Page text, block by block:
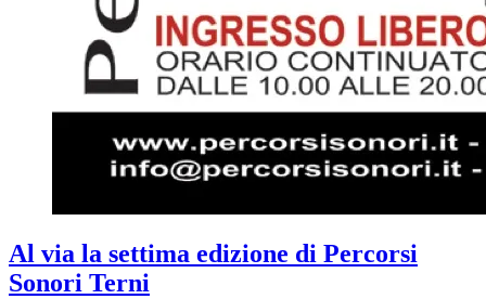
Al via la settima edizione di Percorsi
Sonori Terni